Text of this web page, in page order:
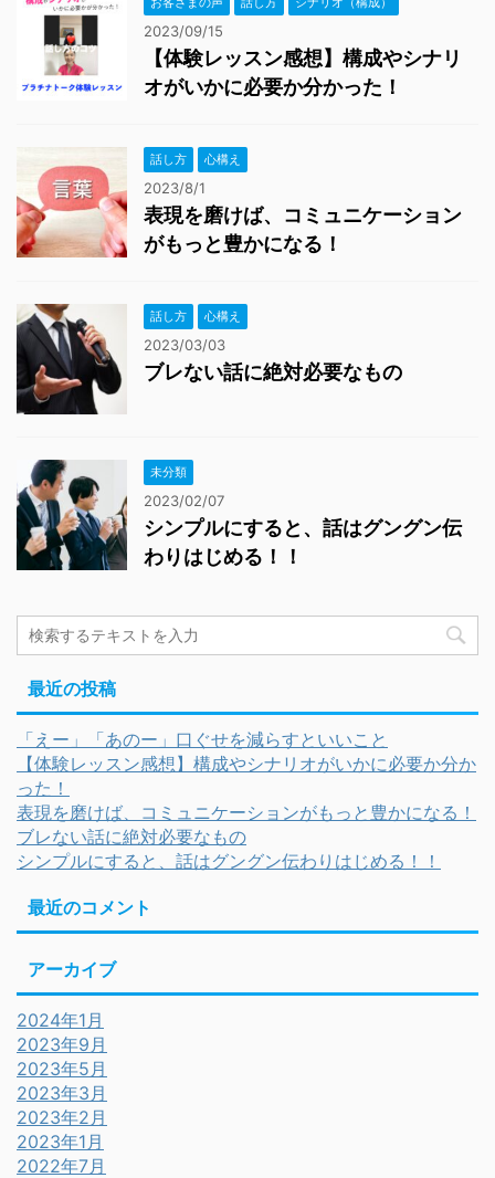
2023/09/15
【体験レッスン感想】構成やシナリ
オがいかに必要か分かった！
話し方 心構え
2023/8/1
表現を磨けば、コミュニケーション
がもっと豊かになる！
話し方 心構え
2023/03/03
ブレない話に絶対必要なもの
未分類
2023/02/07
シンプルにすると、話はグングン伝
わりはじめる！！
最近の投稿
「えー」「あのー」口ぐせを減らすといいこと
【体験レッスン感想】構成やシナリオがいかに必要か分か
った！
表現を磨けば、コミュニケーションがもっと豊かになる！
ブレない話に絶対必要なもの
シンプルにすると、話はグングン伝わりはじめる！！
最近のコメント
アーカイブ
2024年1月
2023年9月
2023年5月
2023年3月
2023年2月
2023年1月
2022年7月